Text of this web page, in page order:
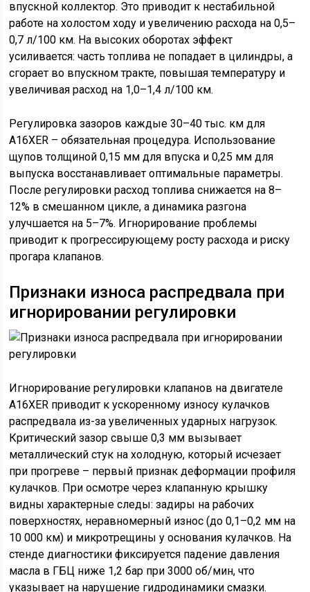
впускной коллектор. Это приводит к нестабильной
работе на холостом ходу и увеличению расхода на 0,5–
0,7 л/100 км. На высоких оборотах эффект
усиливается: часть топлива не попадает в цилиндры, а
сгорает во впускном тракте, повышая температуру и
увеличивая расход на 1,0–1,4 л/100 км.
Регулировка зазоров каждые 30–40 тыс. км для
A16XER – обязательная процедура. Использование
щупов толщиной 0,15 мм для впуска и 0,25 мм для
выпуска восстанавливает оптимальные параметры.
После регулировки расход топлива снижается на 8–
12% в смешанном цикле, а динамика разгона
улучшается на 5–7%. Игнорирование проблемы
приводит к прогрессирующему росту расхода и риску
прогара клапанов.
Признаки износа распредвала при
игнорировании регулировки
Игнорирование регулировки клапанов на двигателе
A16XER приводит к ускоренному износу кулачков
распредвала из-за увеличенных ударных нагрузок.
Критический зазор свыше 0,3 мм вызывает
металлический стук на холодную, который исчезает
при прогреве – первый признак деформации профиля
кулачков. При осмотре через клапанную крышку
видны характерные следы: задиры на рабочих
поверхностях, неравномерный износ (до 0,1–0,2 мм на
10 000 км) и микротрещины у основания кулачков. На
стенде диагностики фиксируется падение давления
масла в ГБЦ ниже 1,2 бар при 3000 об/мин, что
указывает на нарушение гидродинамики смазки.